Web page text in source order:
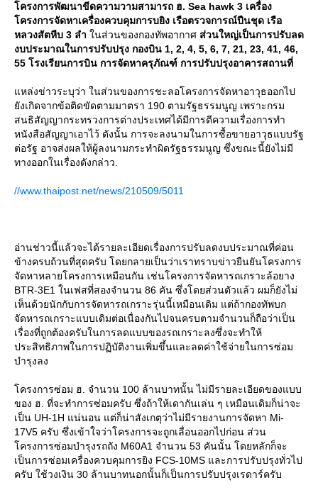
ครงการพัฒนาขีดความวามสามารถ ฮ. Sea hawk 3 เครื่อง
ครงการจัดหาเครื่องควบคุมการบยิง เรือตรวจการณ์ปืนชุด เรือ
หลวงสัตหีบ 3 ลำ นส่วนของกองทัพอากาศ ส่วนใหญ่เป็นการปรับลด
งบประมาณในการปรับปรุง กองบิน 1, 2, 4, 5, 6, 7, 21, 23, 41, 46,
55 โรงเรียนการบิน การจัดหาครุภัณฑ์ การปรับปรุงอาคารสถานที่
หล่งข่าวระบุว่า ในส่วนของการชะลอโครงการจัดหาอาวุธออกไป
ังเกิดจากข้อติดขัดตามมาตรา 190 ตามรัฐธรรมนูญ เพราะกรม
สนธิสัญญากระทรวงการต่างประเทศได้มีการตีความเรื่องการทำ
หนังสือสัญญาเอาไว้ ดังนั้น การจะลงนามในการซื้อขายอาวุธแบบรัฐ
ต่อรัฐ อาจส่งผลให้ผู้ลงนามกระทำผิดรัฐธรรมนูญ ซึ่งขณะนี้ยังไม่มี
ทางออกในเรื่องดังกล่าว.
//www.thaipost.net/news/210509/5011
อ่านช่าวนี้แล้วจะได้รายละเอียดเรื่องการปรับลดงบประมาณที่ค่อน
ข้างครบถ้วนที่สุดครับ โดยกลายเป็นว่าเราทราบข่าวยืนยันโครงการ
จัดหาหลายโครงการเหมือนกัน เช่นโครงการจัดหารถเกราะล้อยาง
BTR-3E1 ในเฟสที่สองจำนวน 86 คัน ซึ่งโดยส่วนตัวแล้ว ผมก็ยังไม่
เห็นด้วยนักกับการจัดหารถเกราะรุ่นนี้เหมือนเดิม แต่ถ้ากองทัพบก
จัดหารถเกราะแบบเดิมต่อเนื่องกันไปจนครบตามจำนวนก็ถือว่าเป็น
เรื่องที่ถูกต้องครับในการลดแบบของรถเกราะลงซึ่งจะทำให้
ประสิทธิภาพในการปฏิบัติงานเพิ่มขึ้นและลดค่าใช้จ่ายในการซ่อม
บำรุงลง
ครงการซ่อม ฮ. จำนวน 100 ล้านบาทนั้น ไม่มีรายละเอียดของแบบ
ของ ฮ. ที่จะทำการซ่อมครับ ซึ่งถ้าให้เดากันเล่น ๆ เหมือนเดิมก็น่าจะ
เป็น UH-1H แน่นอน แต่ก็น่าสังเกตุว่าไม่มีรายงานการจัดหา Mi-
17V5 ครับ ซึ่งเข้าใจว่าโครงการจะถูกเลื่อนออกไปก่อน ส่วน
ครงการซ่อมบำรุงรถถัง M60A1 จำนวน 53 คันนั้น โดยหลักก็จะ
เป็นการซ่อมเครื่องควบคุมการยิง FCS-10MS และการปรับปรุงทั่วไป
ครับ ใช้วงเงิน 30 ล้านบาทนอกนั้นก็เป็นการปรับปรุงเรดาร์ครับ